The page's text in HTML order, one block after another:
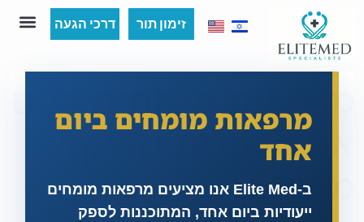
זימון תור דרכי הגעה
מרפאות מומחים ביום
אחד - עלית מדיקל
מודיעין
מרפאות מומחים ביום
אחד
ב-Elite Med אנו מציעים מרפאות מומחים
ייעודיות ביום אחד, המתוכננות לספק